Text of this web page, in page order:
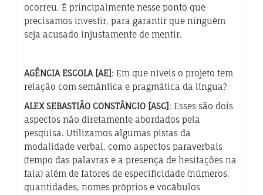
ocorreu. É principalmente nesse ponto que
precisamos investir, para garantir que ninguém
seja acusado injustamente de mentir.
AGÊNCIA ESCOLA [AE] : Em que níveis o projeto tem
relação com semântica e pragmática da língua?
ALEX SEBASTIÃO CONSTÂNCIO [ASC] : Esses são dois
aspectos não diretamente abordados pela
pesquisa. Utilizamos algumas pistas da
modalidade verbal, como aspectos paraverbais
(tempo das palavras e a presença de hesitações na
fala) além de fatores de especificidade (números,
quantidades, nomes próprios e vocábulos